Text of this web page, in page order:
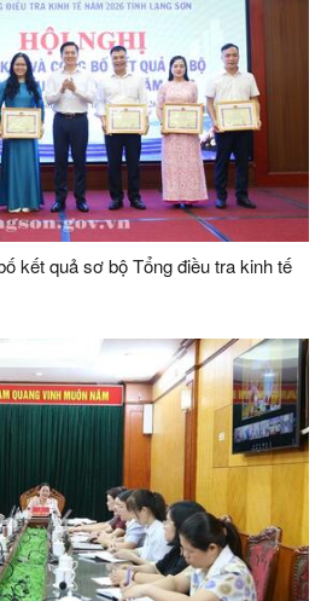
kết quả sơ bộ Tổng điều tra kinh tế